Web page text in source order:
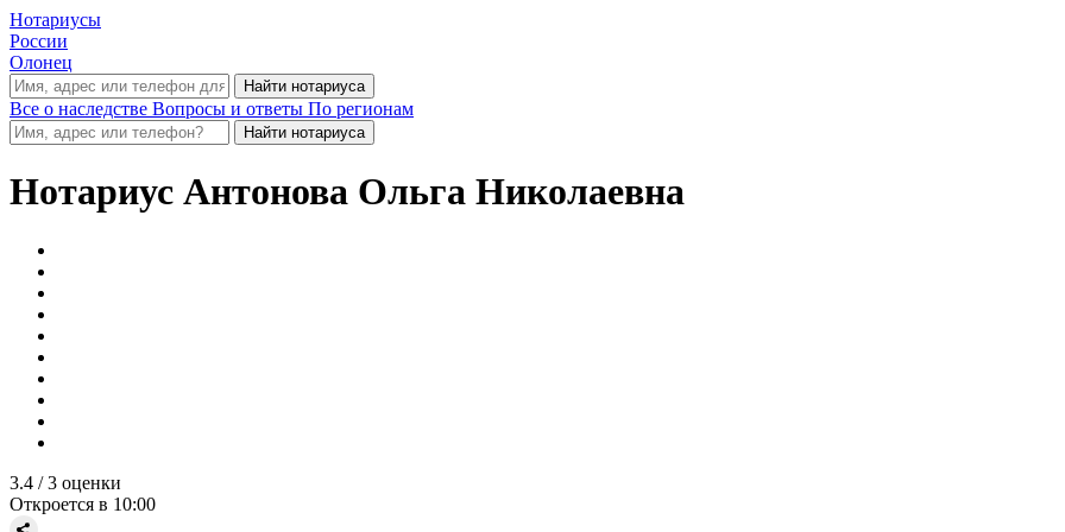
Нотариусы
России
Олонец
Все о наследстве Вопросы и ответы По регионам
Нотариус Антонова Ольга Николаевна
3.4 / 3 оценки
Откроется в 10:00